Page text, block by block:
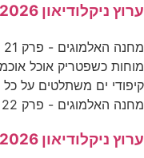
ערוץ ניקלודיאון 07-08-2026
מוחות כשפטריק אוכל
קיפודי ים משתלטים על
מחנה האלמוגים - פרק 22
ערוץ ניקלודיאון 06-08-2026